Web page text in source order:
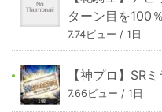
ターン目を100
7.74ビュー / 1日
【神プロ】SR
7.66ビュー / 1日